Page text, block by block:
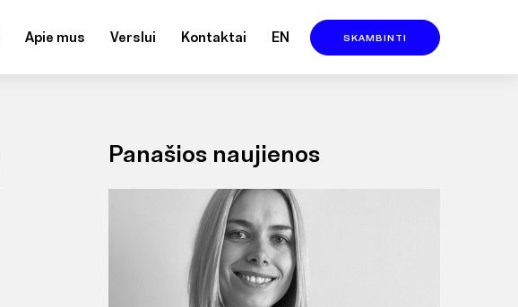
Apie mus Verslui Kontaktai EN SKAMBINTI
Panašios naujienos